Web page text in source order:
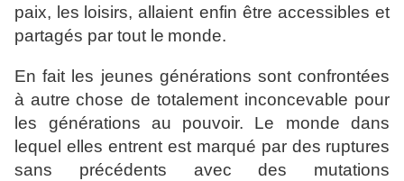
paix, les loisirs, allaient enfin être accessibles et
partagés par tout le monde.
En fait les jeunes générations sont confrontées
à autre chose de totalement inconcevable pour
les générations au
pouvoir. Le monde dans
lequel elles entrent est marqué par des ruptures
sans précédents avec des mutations